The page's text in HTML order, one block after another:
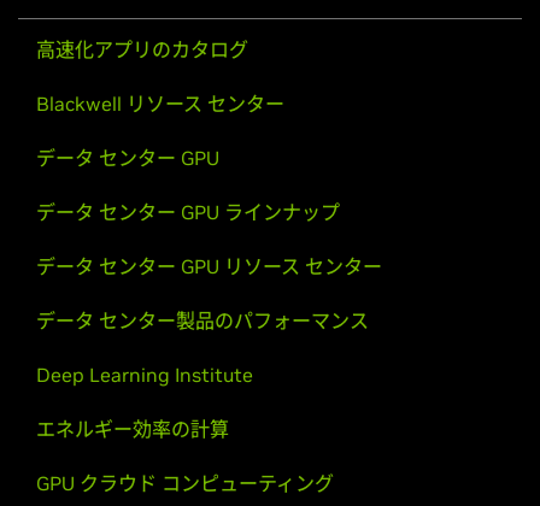
高速化アプリのカタログ
Blackwell リソース センター
データ センター GPU
データ センター GPU ラインナップ
データ センター GPU リソース センター
データ センター製品のパフォーマンス
Deep Learning Institute
エネルギー効率の計算
GPU クラウド コンピューティング